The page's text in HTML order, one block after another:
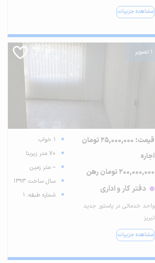
مشاهده جزییات
1 تصویر
قیمت: 25,000,000 تومان
اجاره
200,000,000 تومان رهن
دفتر کار و اداری
واحد خدماتی در پاستور جدید
تبریز
مشاهده جزییات
1 خواب
70 متر زیربنا
-- متر زمین
سال ساخت 1393
شماره طبقه: 1